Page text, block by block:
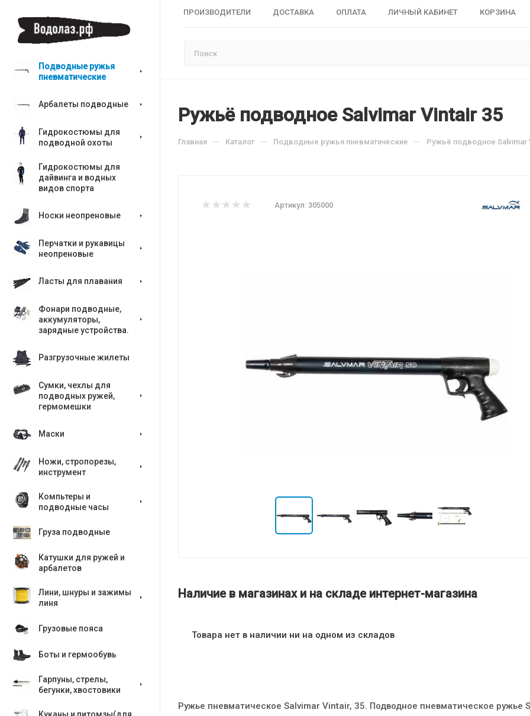
ПРОИЗВОДИТЕЛИ ДОСТАВКА ОПЛАТА ЛИЧНЫЙ КАБИНЕТ КОРЗИНА
Подводные ружья
пневматические
Арбалеты подводные
Гидрокостюмы для
подводной охоты
Гидрокостюмы для
дайвинга и водных
видов спорта
Носки неопреновые
Перчатки и рукавицы
неопреновые
Ласты для плавания
Фонари подводные,
аккумуляторы,
зарядные устройства.
Разгрузочные жилеты
Сумки, чехлы для
подводных ружей,
гермомешки
Маски
Ножи, стропорезы,
инструмент
Компьтеры и
подводные часы
Груза подводные
Катушки для ружей и
арбалетов
Лини, шнуры и зажимы
линя
Грузовые пояса
Боты и гермообувь
Гарпуны, стрелы,
бегунки, хвостовики
Ружьё подводное Salvimar Vintair 35
Главная — Каталог — Подводные ружья пневматические — Ружьё подводное Salvimar
Артикул: 305000
Наличие в магазинах и на складе интернет-магазина
Товара нет в наличии ни на одном из складов
Ружье пневматическое Salvimar Vintair, 35. Подводное пневматическое ружье